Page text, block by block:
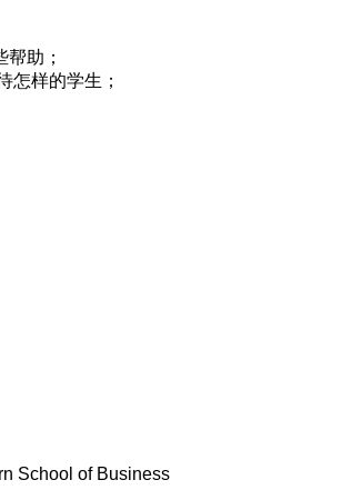
助；
怎样的学生；
School of Business